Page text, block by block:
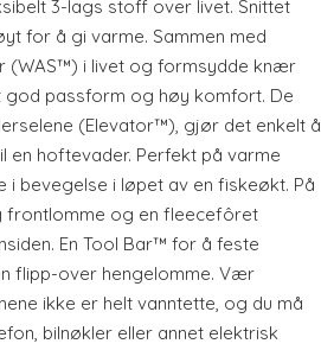
3-lags stoff over livet. Snittet
for å gi varme. Sammen med
(WAS™) i livet og formsydde knær
passform og høy komfort. De
(Elevator™), gjør det enkelt å
en hoftevader. Perfekt på varme
i bevegelse i løpet av en fiskeøkt. På
frontlomme og en fleecefôret
En Tool Bar™ for å feste
flipp-over hengelomme. Vær
ikke er helt vanntette, og du må
bilnøkler eller annet elektrisk